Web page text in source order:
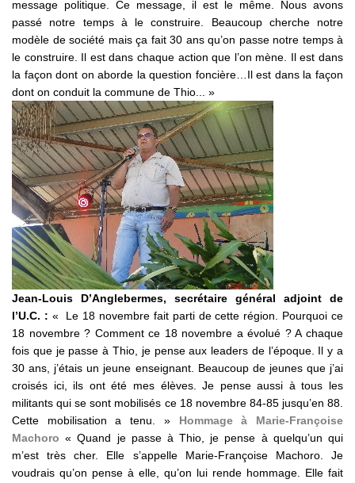
message politique. Ce message, il est le même. Nous avons
passé notre temps à le construire. Beaucoup cherche notre
modèle de société mais ça fait 30 ans qu’on passe notre temps à
le construire. Il est dans chaque action que l’on mène. Il est dans
la façon dont on aborde la question foncière…Il est dans la façon
dont on conduit la commune de Thio... »
Jean-Louis D’Anglebermes, secrétaire général adjoint de
l’U.C. : « Le 18 novembre fait parti de cette région. Pourquoi ce
18 novembre ? Comment ce 18 novembre a évolué ? A chaque
fois que je passe à Thio, je pense aux leaders de l’époque. Il y a
30 ans, j’étais un jeune enseignant. Beaucoup de jeunes que j’ai
croisés ici, ils ont été mes élèves. Je pense aussi à tous les
militants qui se sont mobilisés ce 18 novembre 84-85 jusqu’en 88.
Cette mobilisation a tenu. » Hommage à Marie-Françoise
Machoro « Quand je passe à Thio, je pense à quelqu’un qui
m’est très cher. Elle s’appelle Marie-Françoise Machoro. Je
voudrais qu’on pense à elle, qu’on lui rende hommage. Elle fait